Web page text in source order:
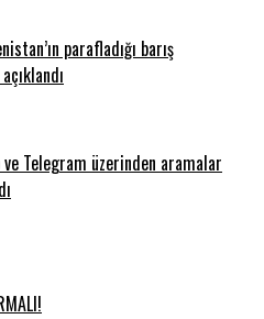
parafladığı barış
ve Telegram üzerinden aramalar